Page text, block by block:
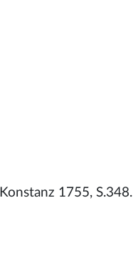
1755, S.348.